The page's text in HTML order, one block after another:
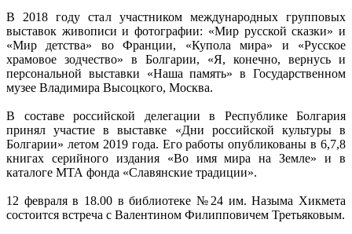
В 2018 году стал участником международных групповых
выставок живописи и фотографии: «Мир русской сказки» и
«Мир детства» во Франции, «Купола мира» и «Русское
храмовое зодчество» в Болгарии, «Я, конечно, вернусь и
персональной выставки «Наша память» в Государственном
музее Владимира Высоцкого, Москва.
В составе российской делегации в Республике Болгария
принял участие в выставке «Дни российской культуры в
Болгарии» летом 2019 года. Его работы опубликованы в 6,7,8
книгах серийного издания «Во имя мира на Земле» и в
каталоге МТА фонда «Славянские традиции».
12 февраля в 18.00 в библиотеке №24 им. Назыма Хикмета
состоится встреча с Валентином Филипповичем Третьяковым.